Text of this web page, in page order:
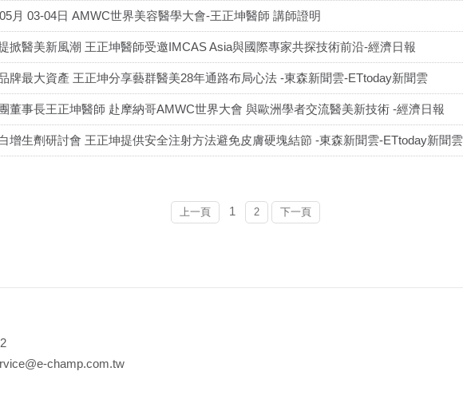
月 03-04日 AMWC世界美容醫學大會-王正坤醫師 講師證明
掀醫美新風潮 王正坤醫師受邀IMCAS Asia與國際專家共探技術前沿-經濟日報
牌最大資產 王正坤分享藝群醫美28年通路布局心法 -東森新聞雲-ETtoday新聞雲
董事長王正坤醫師 赴摩納哥AMWC世界大會 與歐洲學者交流醫美新技術 -經濟日報
增生劑研討會 王正坤提供安全注射方法避免皮膚硬塊結節 -東森新聞雲-ETtoday新聞雲
上一頁 1 2 下一頁
champ.com.tw